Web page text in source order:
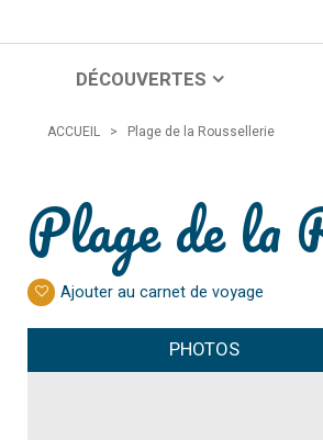
DÉCOUVERTES
ACCUEIL > Plage de la Roussellerie
Plage de la
Ajouter au carnet de voyage
PHOTOS